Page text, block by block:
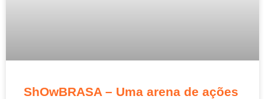
ShOwBRASA – Uma arena de ações